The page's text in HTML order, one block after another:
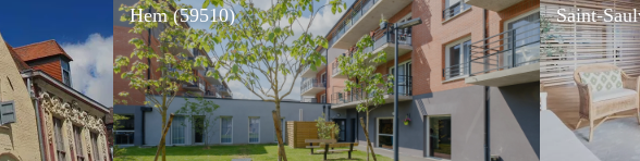
Hem (59510) Saint-